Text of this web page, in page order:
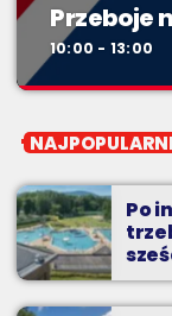
Przeboje
10:00 - 13:00
Przeboje
Podbeskidziu!
rozmowy i
Po